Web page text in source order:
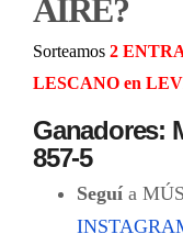
AIRE?
Sorteamos 2
LESCANO en
Ganadores:
857-5
Seguí a